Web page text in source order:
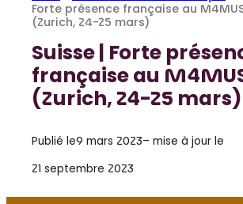
Forte présence française au
(Zurich, 24-25 mars)
Suisse | Forte
française au
(Zurich, 24-25 mars)
Publié le9 mars 2023– mise à jour le
21 septembre 2023